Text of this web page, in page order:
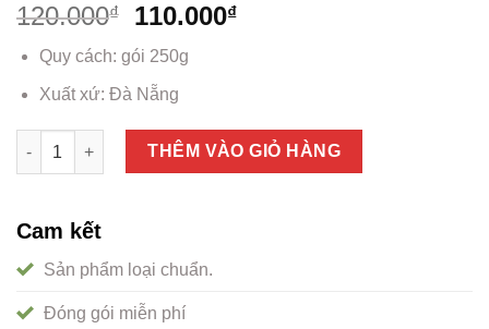
120.000₫ 110.000₫
Quy cách: gói 250g
Xuất xứ: Đà Nẵng
Khô bò sợi lá chanh Đà Nẵng, đặc sản không thử tiếc 1 đời
THÊM VÀO GIỎ HÀNG
Cam kết
Sản phẩm loại chuẩn.
Đóng gói miễn phí